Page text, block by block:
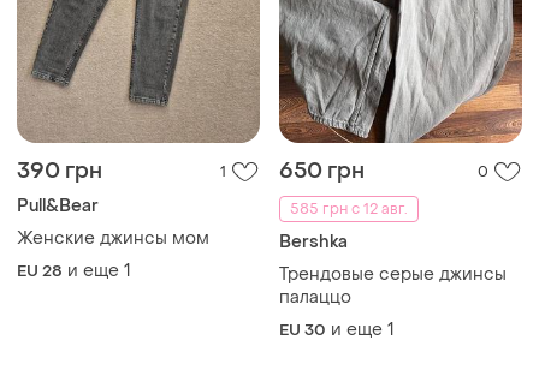
390 грн 1
Pull&Bear
Женские джинсы мом
EU 28 и еще 1
650 грн
0
585 грн с 12 авг.
Bershka
Трендовые серые джинсы
палаццо
EU 30 и еще 1